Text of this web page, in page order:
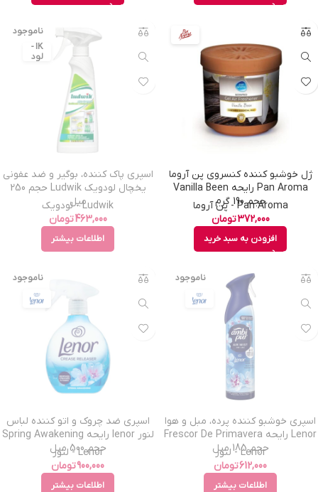
ژل خوشبو کننده کنسروی پن آروما
Pan Aroma رایحه Vanilla Been
حجم 190 گرم
Pan Aroma - پن آروما
372,000تومان
افزودن به سبد خرید
ناموجود
LU
DW
IK -
لود
اسپری پاک کننده، بوگیر و ضد عفونی
یخچال لودویک Ludwik حجم 250
میلLudwik - لودویک
463,000تومان
اطلاعات بیشتر
ناموجود
اسپری خوشبو کننده پرده، مبل و هوا
Lenor رایحه Frescor De Primavera
حجم 185 میل
Lenor - لنور
612,000تومان
اطلاعات بیشتر
ناموجود
اسپری ضد چروک و اتو کننده لباس
لنور lenor رایحه Spring Awakening
حجم 500 میل
Lenor - لنور
900,000تومان
اطلاعات بیشتر